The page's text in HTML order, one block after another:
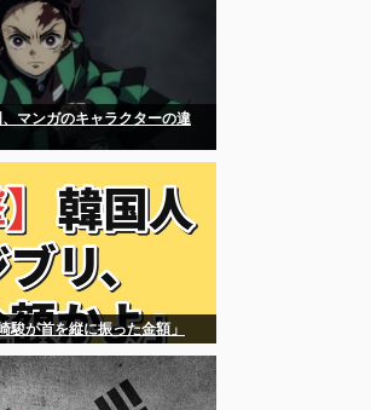
マンガのキャラクターの違
駿が首を縦に振った金額」